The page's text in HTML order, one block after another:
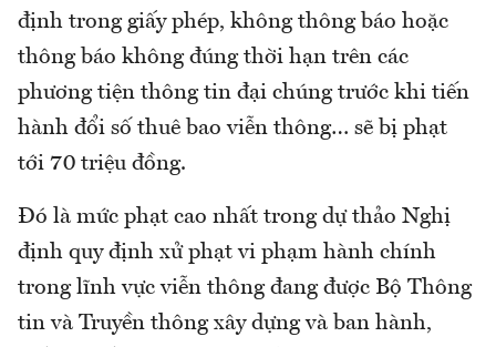
định trong giấy phép, không thông báo hoặc
thông báo không đúng thời hạn trên các
phương tiện thông tin đại chúng trước khi tiến
hành đổi số thuê bao viễn thông… sẽ bị phạt
tới 70 triệu đồng.
Đó là mức phạt cao nhất trong dự thảo Nghị
định quy định xử phạt vi phạm hành chính
trong lĩnh vực viễn thông đang được Bộ Thông
tin và Truyền thông xây dựng và ban hành,